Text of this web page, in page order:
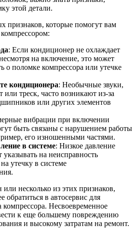
этой детали.
признаков, которые помогут вам
: Если кондиционер не охлаждает
на включение, это может
о поломке компрессора или утечке
кондиционера: Необычные звуки,
или треск, часто возникают из-за
или других элементов
вибрации при включении
быть связаны с нарушением работы
его изношенными частями.
в системе: Низкое давление
указывать на неисправность
утечку в системе
несколько из этих признаков,
обратиться в автосервис для
компрессора. Несвоевременное
к еще большему повреждению
и высокому затратам на ремонт.